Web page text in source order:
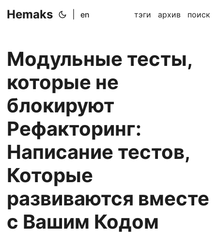
Hemaks en тэги архив поиск
Модульные тесты,
которые не
блокируют
Рефакторинг:
Написание тестов,
Которые
развиваются вместе
с Вашим Кодом